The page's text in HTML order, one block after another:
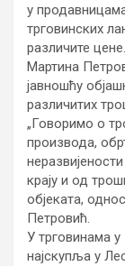
у
трговинских
различите цене.
Мартина
јавношћу
различитих
„Говоримо о
производа,
крају и од
објеката,
Петровић.
У трговинама
најскупља у